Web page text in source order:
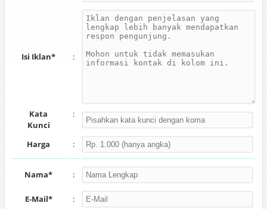
Isi Iklan* :
Kata
Kunci
:
Harga :
Nama* :
E-Mail* :